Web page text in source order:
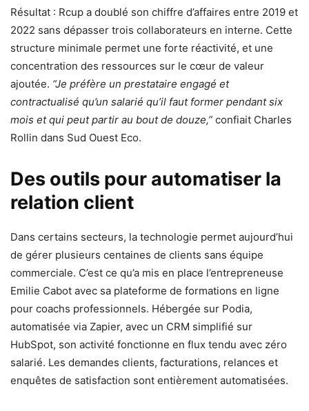
Résultat : Rcup a doublé son chiffre d’affaires entre 2019 et
2022 sans dépasser trois collaborateurs en interne. Cette
structure minimale permet une forte réactivité, et une
concentration des ressources sur le cœur de valeur
ajoutée. “Je préfère un prestataire engagé et
contractualisé qu’un salarié qu’il faut former pendant six
mois et qui peut partir au bout de douze,” confiait Charles
Rollin dans Sud Ouest Eco.
Des outils pour automatiser la
relation client
Dans certains secteurs, la technologie permet aujourd’hui
de gérer plusieurs centaines de clients sans équipe
commerciale. C’est ce qu’a mis en place l’entrepreneuse
Emilie Cabot avec sa plateforme de formations en ligne
pour coachs professionnels. Hébergée sur Podia,
automatisée via Zapier, avec un CRM simplifié sur
HubSpot, son activité fonctionne en flux tendu avec zéro
salarié. Les demandes clients, facturations, relances et
enquêtes de satisfaction sont entièrement automatisées.